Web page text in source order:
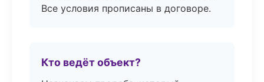
Все условия прописаны в договоре.
Кто ведёт объект?